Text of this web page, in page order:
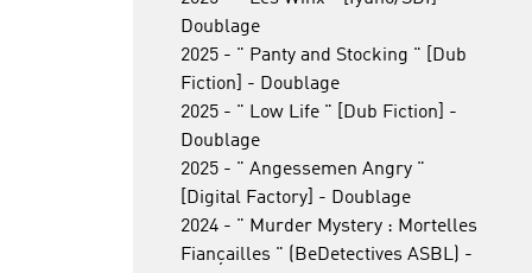
Doublage
2025 - " Panty and Stocking " [Dub
Fiction] - Doublage
2025 - " Low Life " [Dub Fiction] -
Doublage
2025 - " Angessemen Angry "
[Digital Factory] - Doublage
2024 - " Murder Mystery : Mortelles
Fiançailles " (BeDetectives ASBL) -